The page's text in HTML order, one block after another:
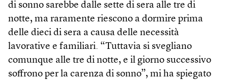
di sonno sarebbe dalle sette di sera alle tre di
notte, ma raramente riescono a dormire prima
delle dieci di sera a causa delle necessità
lavorative e familiari. “Tuttavia si svegliano
comunque alle tre di notte, e il giorno successivo
soffrono per la carenza di sonno”, mi ha spiegato